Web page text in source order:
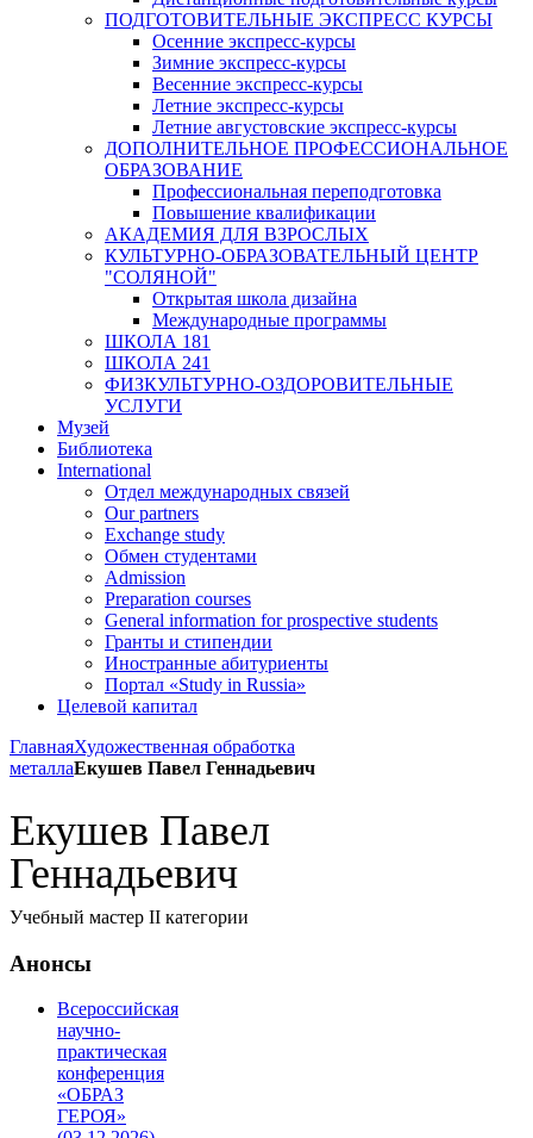
ПОДГОТОВИТЕЛЬНЫЕ ЭКСПРЕСС КУРСЫ
Осенние экспресс-курсы
Зимние экспресс-курсы
Весенние экспресс-курсы
Летние экспресс-курсы
Летние августовские экспресс-курсы
ДОПОЛНИТЕЛЬНОЕ ПРОФЕССИОНАЛЬНОЕ
ОБРАЗОВАНИЕ
Профессиональная переподготовка
Повышение квалификации
АКАДЕМИЯ ДЛЯ ВЗРОСЛЫХ
КУЛЬТУРНО-ОБРАЗОВАТЕЛЬНЫЙ ЦЕНТР
"СОЛЯНОЙ"
Открытая школа дизайна
Международные программы
ШКОЛА 181
ШКОЛА 241
ФИЗКУЛЬТУРНО-ОЗДОРОВИТЕЛЬНЫЕ
УСЛУГИ
Музей
Библиотека
International
Отдел международных связей
Our partners
Exchange study
Обмен студентами
Admission
Preparation courses
General information for prospective students
Гранты и стипендии
Иностранные абитуриенты
Портал «Study in Russia»
Целевой капитал
ГлавнаяХудожественная обработка
металлаЕкушев Павел Геннадьевич
Екушев Павел
Геннадьевич
Учебный мастер II категории
Анонсы
Всероссийская
научно-
практическая
конференция
«ОБРАЗ
ГЕРОЯ»